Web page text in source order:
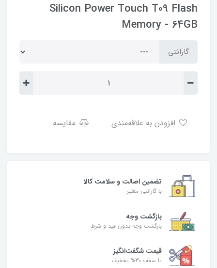
Silicon Power Touch T09 Flash
Memory - 64GB
گارانتی
مقایسه
تضمین اصالت و سلامت کالا
با گارانتی معتبر
بازگشت وجه
بازگشت وجه بدون قید و شرط
قیمت شگفت‌انگیز
تا سقف 30% تخفیف